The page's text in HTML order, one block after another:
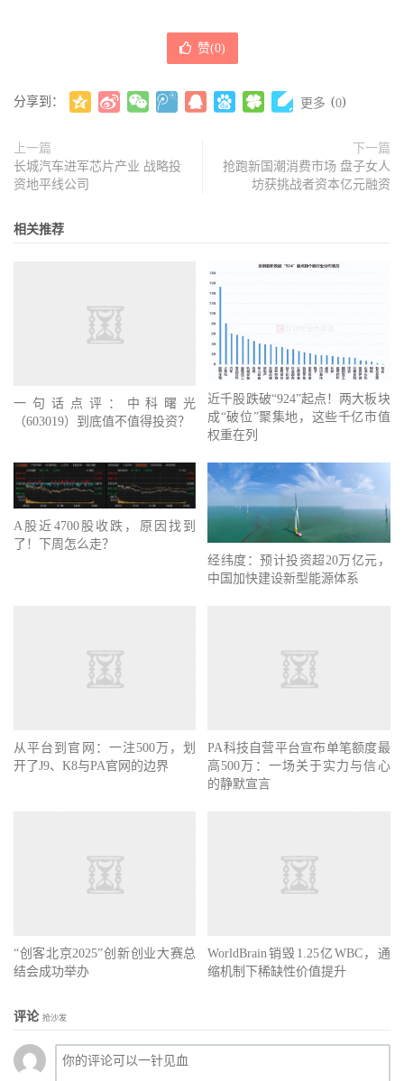
赞(0)
分享到： 更多 (0)
上一篇
长城汽车进军芯片产业 战略投
资地平线公司
下一篇
抢跑新国潮消费市场 盘子女人
坊获挑战者资本亿元融资
相关推荐
（603019）到底值不值得投资？
近千股跌破“924”起点！两大板块
成“破位”聚集地，这些千亿市值
权重在列
A股近4700股收跌，原因找到
了！下周怎么走？
经纬度：预计投资超20万亿元，
中国加快建设新型能源体系
从平台到官网：一注500万，划
开了J9、K8与PA官网的边界
PA科技自营平台宣布单笔额度最
高500万：一场关于实力与信心
的静默宣言
“创客北京2025”创新创业大赛总
结会成功举办
WorldBrain销毁1.25亿WBC，通
缩机制下稀缺性价值提升
评论 抢沙发